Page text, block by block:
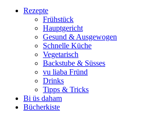
Rezepte
Frühstück
Hauptgericht
Gesund & Ausgewogen
Schnelle Küche
Vegetarisch
Backstube & Süsses
vu liaba Fründ
Drinks
Tipps & Tricks
Bi üs daham
Bücherkiste